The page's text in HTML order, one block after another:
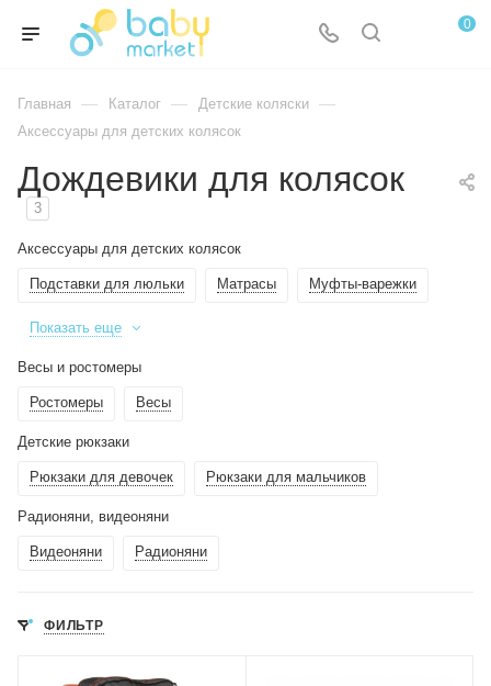
0
Главная — Каталог — Детские коляски —
Аксессуары для детских колясок
Дождевики для колясок
3
Аксессуары для детских колясок
Подставки для люльки Матрасы Муфты-варежки
Показать еще
Весы и ростомеры
Ростомеры Весы
Детские рюкзаки
Рюкзаки для девочек Рюкзаки для мальчиков
Радионяни, видеоняни
Видеоняни Радионяни
ФИЛЬТР